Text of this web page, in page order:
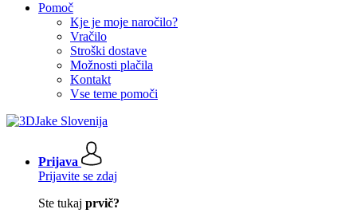
Pomoč
Kje je moje naročilo?
Vračilo
Stroški dostave
Možnosti plačila
Kontakt
Vse teme pomoči
Prijava
Prijavite se zdaj
Ste tukaj prvič?